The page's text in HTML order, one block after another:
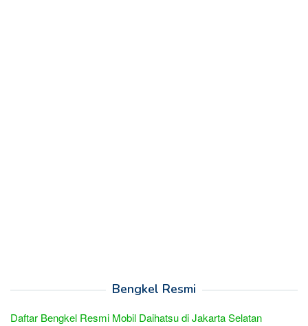
Bengkel Resmi
Daftar Bengkel Resmi Mobil Daihatsu di Jakarta Selatan